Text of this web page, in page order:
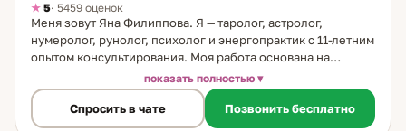
5· 5459 оценок
Меня зовут Яна Филиппова. Я — таролог, астролог,
нумеролог, рунолог, психолог и энергопрактик с 11-летним
опытом консультирования. Моя работа основана на
сочетании точных инструментов анализа и глубинного
понимания человеческой природы. Каждый расклад,
каждая натальная карта — это не просто прогноз, а путь к
осознанию закономерностей, которые формируют нашу
показать полностью
Спросить в чате Позвонить бесплатно